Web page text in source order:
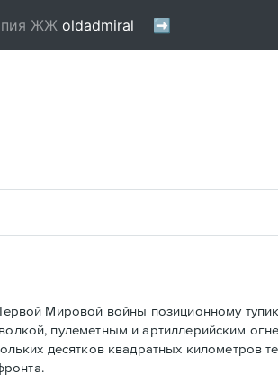
Мировой войны позиционному
пулеметным и артиллерийским
десятков квадратных километров